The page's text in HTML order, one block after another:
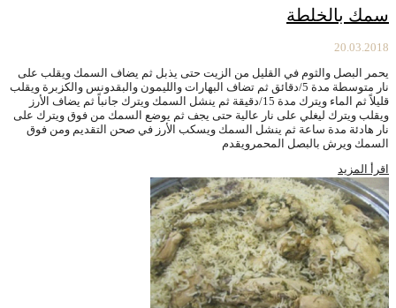
سمك بالخلطة
20.03.2018
يحمر البصل والثوم في القليل من الزيت حتى يذبل ثم يضاف السمك ويقلب على
نار متوسطة مدة 5/دقائق ثم تضاف البهارات والليمون والبقدونس والكزبرة ويقلب
قليلاً ثم الماء ويترك مدة 15/دقيقة ثم ينشل السمك ويترك جانباً ثم يضاف الأرز
ويقلب ويترك ليغلي على نار عالية حتى يجف ثم يوضع السمك من فوق ويترك على
نار هادئة مدة ساعة ثم ينشل السمك ويسكب الأرز في صحن التقديم ومن فوق
السمك ويرش بالبصل المحمرويقدم
اقرأ المزيد